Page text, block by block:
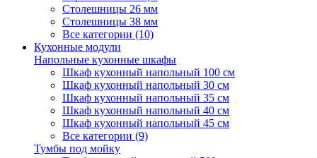
Столешницы 26 мм
Столешницы 38 мм
Все категории (10)
Кухонные модули
Напольные кухонные шкафы
Шкаф кухонный напольный 100 см
Шкаф кухонный напольный 30 см
Шкаф кухонный напольный 35 см
Шкаф кухонный напольный 40 см
Шкаф кухонный напольный 45 см
Все категории (9)
Тумбы под мойку